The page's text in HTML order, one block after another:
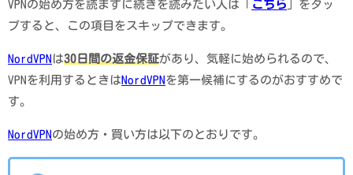
VPNの始め方を読まずに続きを読みたい人は「 こちら 」をタッ
プすると、この項目をスキップできます。
NordVPN は30日間の返金保証があり、気軽に始められるので、
VPNを利用するときは NordVPN を第一候補にするのがおすすめで
す。
NordVPN の始め方・買い方は以下のとおりです。